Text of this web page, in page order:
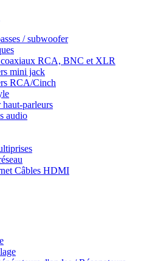
/ subwoofer
coaxiaux RCA, BNC et XLR
mini jack
RCA/Cinch
parleurs
audio
Câbles HDMI